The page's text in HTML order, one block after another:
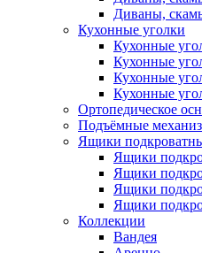
Диваны,
Кухонные уголки
Кухонные
Кухонные
Кухонные
Кухонные
Ортопедическое
Подъёмные
Ящики
Ящики
Ящики
Ящики
Ящики
Коллекции
Вандея